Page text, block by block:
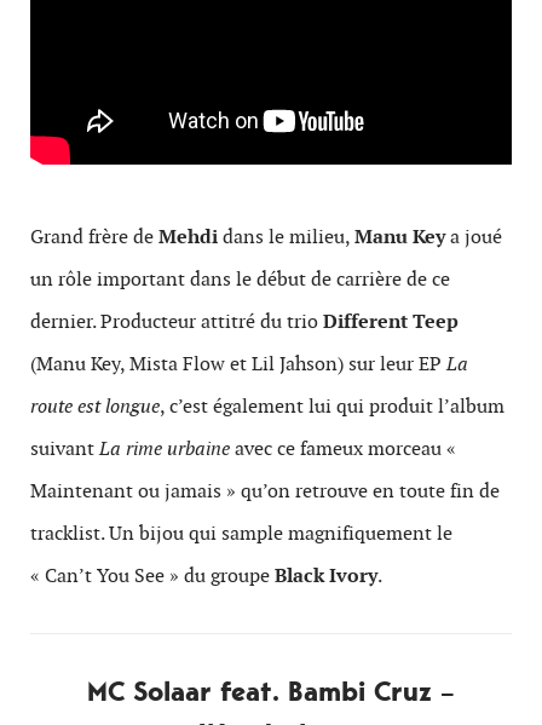
Grand frère deMehdidans le milieu,Manu Keya joué
un rôle important dans le début de carrière de ce
dernier. Producteur attitré du trioDifferent Teep
(Manu Key, Mista Flow et Lil Jahson) sur leur EPLa
route est longue, c’est également lui qui produit l’album
suivantLa rime urbaineavec ce fameux morceau «
Maintenant ou jamais » qu’on retrouve en toute fin de
tracklist. Un bijou qui sample magnifiquement le
« Can’t You See » du groupeBlack Ivory.
MC Solaar feat. Bambi Cruz –